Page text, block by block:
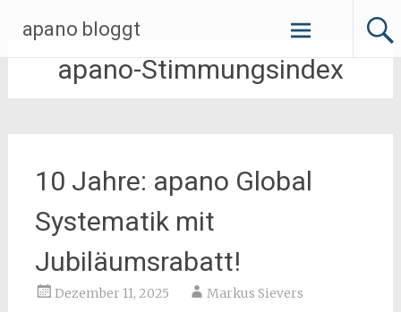
Inhalt
springen
apano bloggt
apano-Stimmungsindex
10 Jahre: apano Global
Systematik mit
Jubiläumsrabatt!
Dezember 11, 2025 Markus Sievers